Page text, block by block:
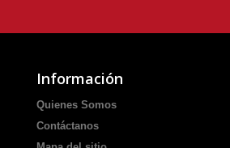
Información
Quienes Somos
Contáctanos